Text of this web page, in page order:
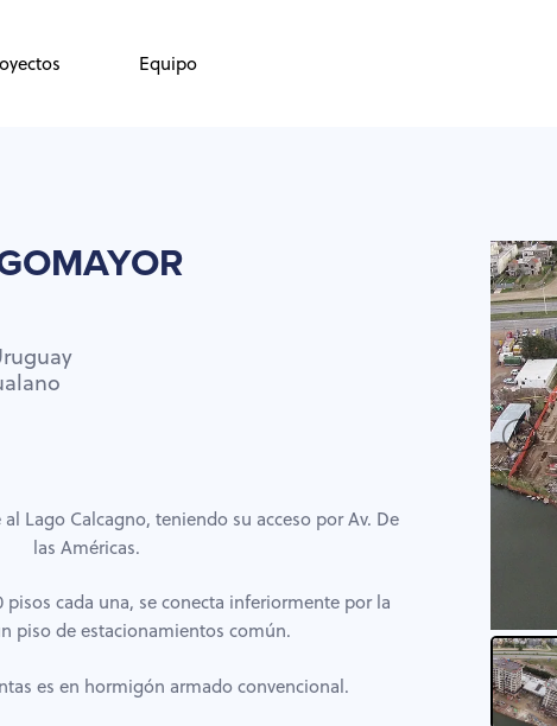
Equipo
Lago Calcagno, teniendo su acceso por Av. De
las Américas.
pisos cada una, se conecta inferiormente por la
piso de estacionamientos común.
es en hormigón armado convencional.